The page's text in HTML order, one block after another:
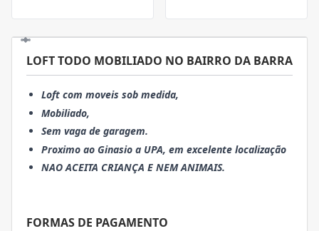
LOFT TODO MOBILIADO NO BAIRRO DA BARRA
Loft com moveis sob medida,
Mobiliado,
Sem vaga de garagem.
Proximo ao Ginasio a UPA, em excelente localização
NAO ACEITA CRIANÇA E NEM ANIMAIS.
FORMAS DE PAGAMENTO